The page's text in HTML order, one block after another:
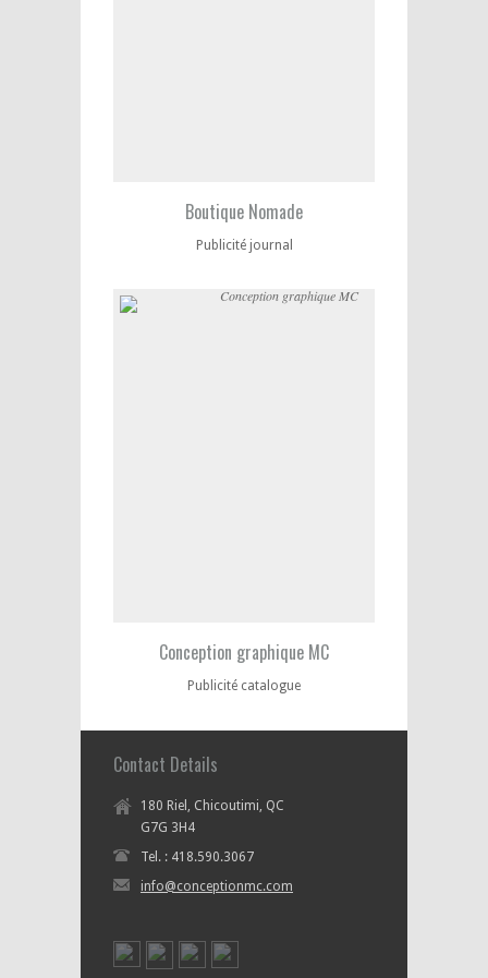
Boutique Nomade
Publicité journal
Conception graphique MC
Publicité catalogue
Contact Details
180 Riel, Chicoutimi, QC
G7G 3H4
Tel. : 418.590.3067
info@conceptionmc.com